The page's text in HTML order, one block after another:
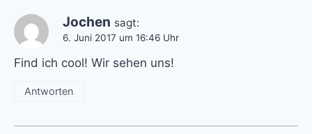
Jochen sagt:
6. Juni 2017 um 16:46 Uhr
Find ich cool! Wir sehen uns!
Antworten